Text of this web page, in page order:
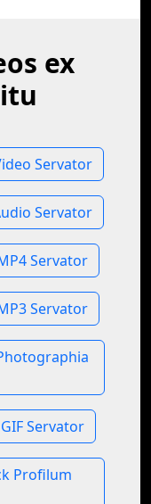
ex
Servator
Servator
Servator
Servator
Servator
Profilum